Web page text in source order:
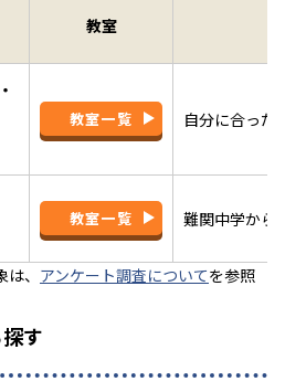
教室
教室一覧 自分に合った
教室一覧 難関中学から
、 アンケート調査についてを参照
す